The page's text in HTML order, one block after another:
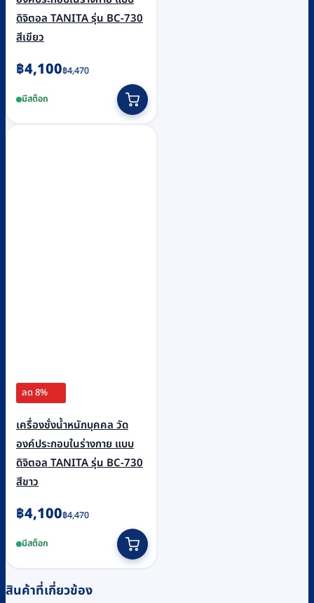
ดิจิตอล TANITA รุ่น BC-730
สีเขียว
฿4,470
Original
was:
฿4,470.
฿4,100
Current
is:
฿4,100.
มีสต็อก
ลด 8%
เครื่องชั่งน้ำหนักบุคคล วัด
องค์ประกอบในร่างกาย แบบ
ดิจิตอล TANITA รุ่น BC-730
สีขาว
฿4,470
Original
was:
฿4,470.
฿4,100
Current
is:
฿4,100.
มีสต็อก
สินค้าที่เกี่ยวข้อง